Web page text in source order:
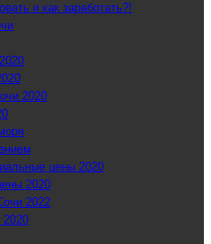
и как заработать?!
2020
цены 2020
2020
2022